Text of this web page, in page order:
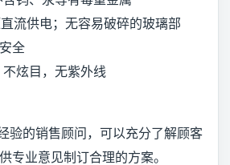
流供电；无容易破碎的玻璃部
全
炫目，无紫外线
的销售顾问，可以充分了解顾客
专业意见制订合理的方案。